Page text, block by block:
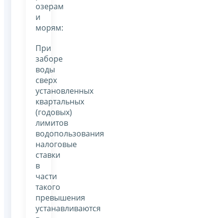
озерам
и
морям:
При
заборе
воды
сверх
установленных
квартальных
(годовых)
лимитов
водопользования
налоговые
ставки
в
части
такого
превышения
устанавливаются